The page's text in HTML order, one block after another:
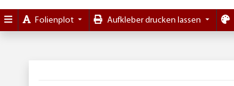
Folienplot Aufkleber drucken lassen